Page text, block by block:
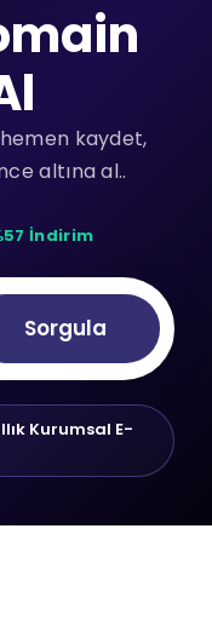
hemen kaydet,
altına al..
İndirim
Sorgula
Kurumsal E-